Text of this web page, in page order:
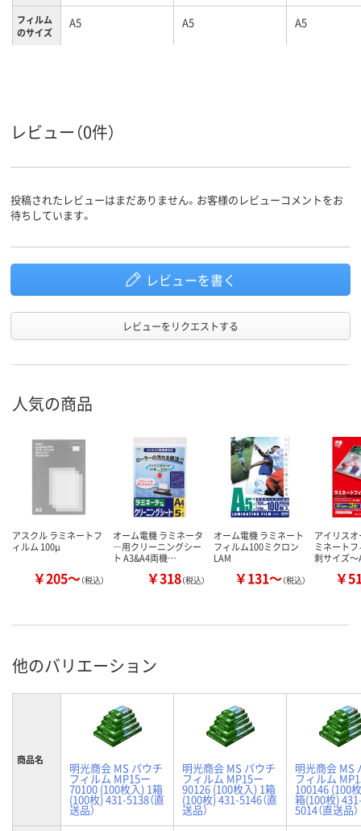
フィルム
のサイズ
A5 A5 A5
レビュー（0件）
投稿されたレビューはまだありません。お客様のレビューコメントをお
待ちしています。
レビューを書く
レビューをリクエストする
人気の商品
アスクル ラミネートフ
ィルム 100μ
￥205～（税込）
オーム電機 ラミネータ
―用クリーニングシー
ト A3&A4両機…
￥318（税込）
オーム電機 ラミネート
フィルム100ミクロン
LAM
￥131～（税込）
アイリス
ミネート
刺サイズ
￥
他のバリエーション
商品名
明光商会 MS パウチ
フィルム MP15ー
70100 (100枚入) 1箱
(100枚) 431-5138（直
送品）
明光商会 MS パウチ
フィルム MP15ー
90126 (100枚入) 1箱
(100枚) 431-5146（直
送品）
明光商会 MS
フィルム
100146 (100
箱(100枚)
5014（直送品）